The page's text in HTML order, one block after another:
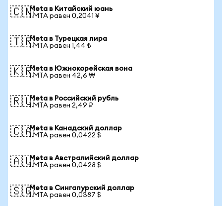
🇨🇳Meta в Китайский юань
1 MTA равен 0,2041 ¥
🇹🇷Meta в Турецкая лира
1 MTA равен 1,44 ₺
🇰🇷Meta в Южнокорейская вона
1 MTA равен 42,6 ₩
🇷🇺Meta в Российский рубль
1 MTA равен 2,49 ₽
🇨🇦Meta в Канадский доллар
1 MTA равен 0,0422 $
🇦🇺Meta в Австралийский доллар
1 MTA равен 0,0428 $
🇸🇬Meta в Сингапурский доллар
1 MTA равен 0,0387 $